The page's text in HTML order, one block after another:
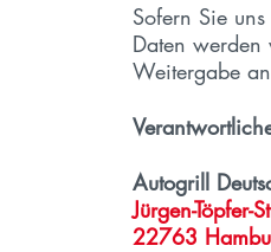
Sofern Sie
Daten werden
Weitergabe
Autogrill
Jürgen-Töpfer-
22763